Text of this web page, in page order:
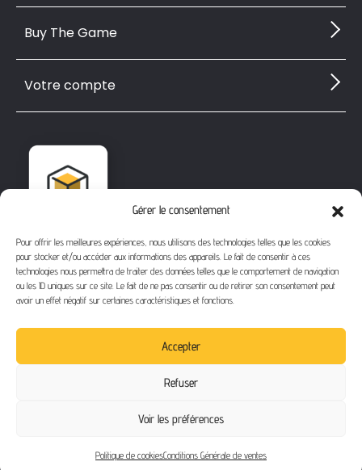
Gérer le consentement
Pour offrir les meilleures expériences, nous utilisons des technologies telles que les cookies
pour stocker et/ou accéder aux informations des appareils. Le fait de consentir à ces
technologies nous permettra de traiter des données telles que le comportement de navigation
ou les ID uniques sur ce site. Le fait de ne pas consentir ou de retirer son consentement peut
avoir un effet négatif sur certaines caractéristiques et fonctions.
Accepter
Refuser
Voir les préférences
Politique de cookiesConditions Générale de ventes
1112 Bd Fernand Darchicourt
62110 Hénin-Beaumont
Téléphone: 03 21 67 24 31
Buy The Game
Votre compte